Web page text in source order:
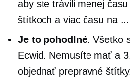
aby ste trávili menej
štítkoch a viac času na
Je to pohodlné. Všetko
Ecwid. Nemusíte mať a
objednať prepravné